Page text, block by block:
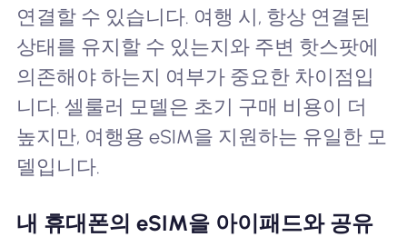
연결할 수 있습니다. 여행 시, 항상 연결된
상태를 유지할 수 있는지와 주변 핫스팟에
의존해야 하는지 여부가 중요한 차이점입
니다. 셀룰러 모델은 초기 구매 비용이 더
높지만, 여행용 eSIM을 지원하는 유일한 모
델입니다.
내 휴대폰의 eSIM을 아이패드와 공유